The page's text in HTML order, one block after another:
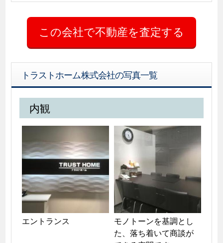
トラストホーム株式会社の写真一覧
内観
エントランス
モノトーンを基調とし
た、落ち着いて商談が